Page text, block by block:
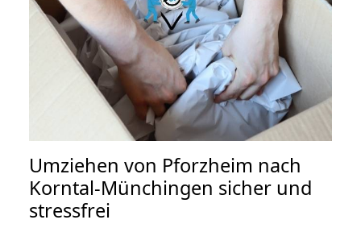
Umziehen von Pforzheim nach
Korntal-Münchingen sicher und
stressfrei